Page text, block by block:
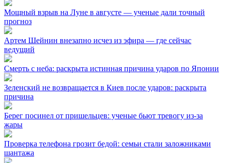
Мощный взрыв на Луне в августе — ученые дали точный
прогноз
Артем Шейнин внезапно исчез из эфира — где сейчас
ведущий
Смерть с неба: раскрыта истинная причина ударов по Японии
Зеленский не возвращается в Киев после ударов: раскрыта
причина
Берег посинел от пришельцев: ученые бьют тревогу из-за
жары
Проверка телефона грозит бедой: семьи стали заложниками
шантажа